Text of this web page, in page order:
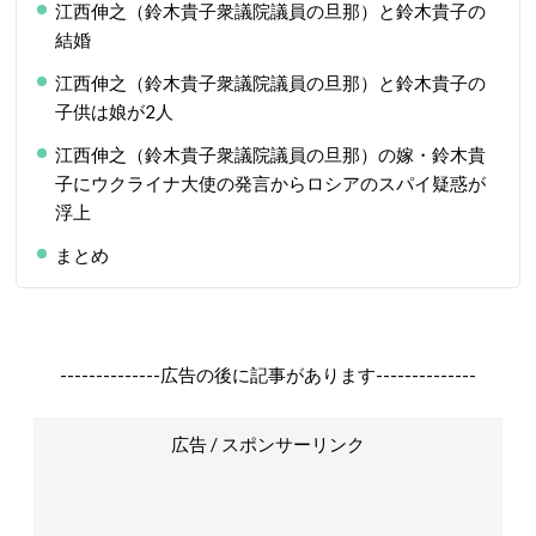
江西伸之（鈴木貴子衆議院議員の旦那）と鈴木貴子の
結婚
江西伸之（鈴木貴子衆議院議員の旦那）と鈴木貴子の
子供は娘が2人
江西伸之（鈴木貴子衆議院議員の旦那）の嫁・鈴木貴
子にウクライナ大使の発言からロシアのスパイ疑惑が
浮上
まとめ
--------------広告の後に記事があります--------------
広告 / スポンサーリンク